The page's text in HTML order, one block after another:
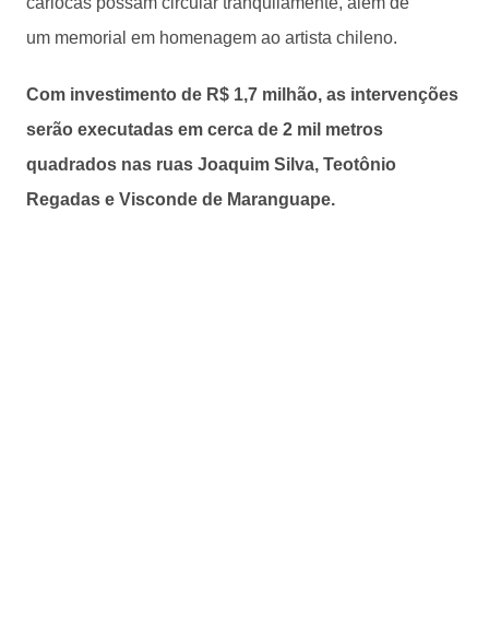
um memorial em homenagem ao artista chileno.
Com investimento de R$ 1,7 milhão, as intervenções
serão executadas em cerca de 2 mil metros
quadrados nas ruas Joaquim Silva, Teotônio
Regadas e Visconde de Maranguape.